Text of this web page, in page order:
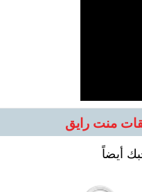
منت رايق
أيضاً